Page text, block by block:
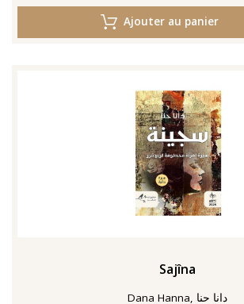
Ajouter au panier
Sajîna
Dana Hanna, دانا حنا